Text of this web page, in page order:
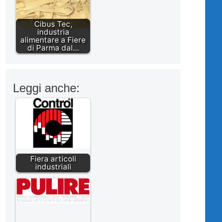
Cibus Tec,
industria
alimentare a Fiere
di Parma dal…
Leggi anche:
Fiera articoli
industriali